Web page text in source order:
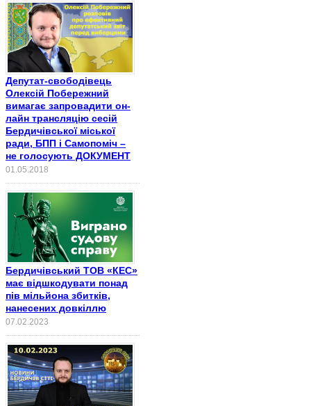
Депутат-свободівець
Олексій Побережний
вимагає запровадити он-
лайн трансляцію сесій
Бердичівської міської
ради, БПП і Самопоміч –
не голосують ДОКУМЕНТ
01.05.2018
Бердичівський ТОВ «КЕС»
має відшкодувати понад
пів мільйона збитків,
нанесених довкіллю
07.02.2023